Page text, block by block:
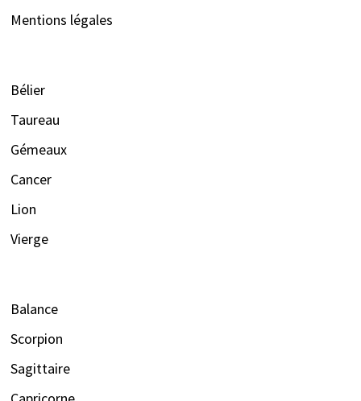
Mentions légales
Bélier
Taureau
Gémeaux
Cancer
Lion
Vierge
Balance
Scorpion
Sagittaire